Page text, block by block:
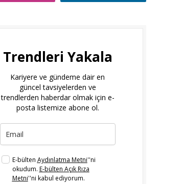
Trendleri Yakala
Kariyere ve gündeme dair en
güncel tavsiyelerden ve
trendlerden haberdar olmak için e-
posta listemize abone ol.
E-bülten Aydınlatma Metni''ni
okudum. E-bülten Açık Rıza
Metni''ni kabul ediyorum.